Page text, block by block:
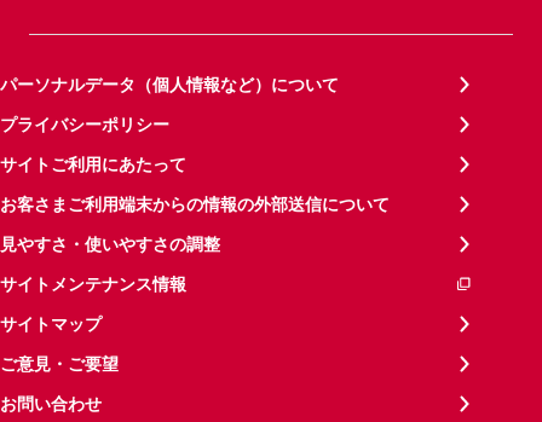
パーソナルデータ（個人情報など）について
プライバシーポリシー
サイトご利用にあたって
お客さまご利用端末からの情報の外部送信について
見やすさ・使いやすさの調整
サイトメンテナンス情報
サイトマップ
ご意見・ご要望
お問い合わせ